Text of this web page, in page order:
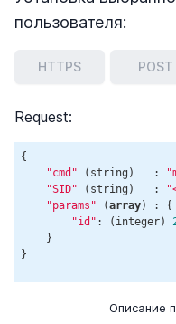
пользователя:
HTTPS POST
Request:
{
"cmd" (string)   :
"SID" (string)   :
"params" (array) : {
"id" : (integer)
    }
Описание